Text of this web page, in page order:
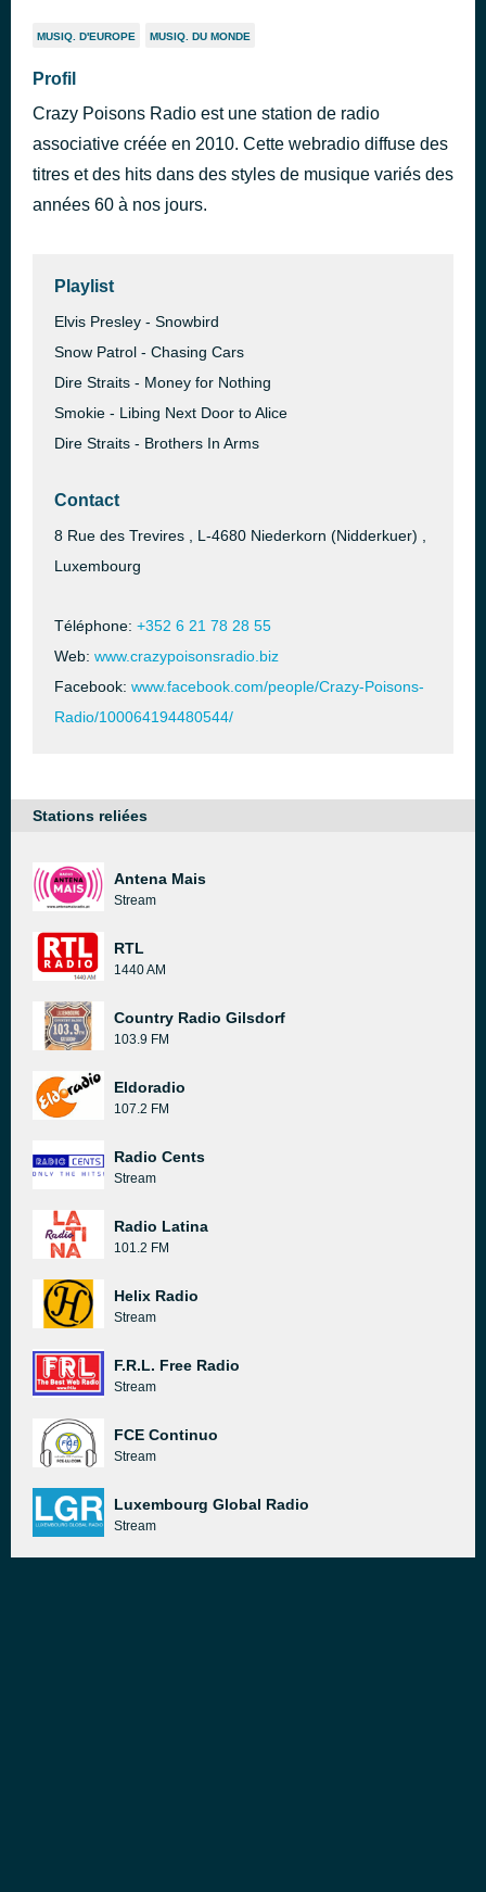
Midwintertears
Farewell
Deine Lakaien
Sklave
il y a 46 minutes
MUSIQ. D'EUROPE MUSIQ. DU MONDE
Profil
Crazy Poisons Radio est une station de radio
associative créée en 2010. Cette webradio diffuse des
titres et des hits dans des styles de musique variés des
années 60 à nos jours.
Playlist
Elvis Presley - Snowbird
Snow Patrol - Chasing Cars
Dire Straits - Money for Nothing
Smokie - Libing Next Door to Alice
Dire Straits - Brothers In Arms
Contact
8 Rue des Trevires , L-4680 Niederkorn (Nidderkuer) ,
Luxembourg
Téléphone: +352 6 21 78 28 55
Web: www.crazypoisonsradio.biz
Facebook: www.facebook.com/people/Crazy-Poisons-
Radio/100064194480544/
Stations reliées
Antena Mais
Stream
RTL
1440 AM
Country Radio Gilsdorf
103.9 FM
Eldoradio
107.2 FM
Radio Cents
Stream
Radio Latina
101.2 FM
Helix Radio
Stream
F.R.L. Free Radio
Stream
FCE Continuo
Stream
Luxembourg Global Radio
Stream